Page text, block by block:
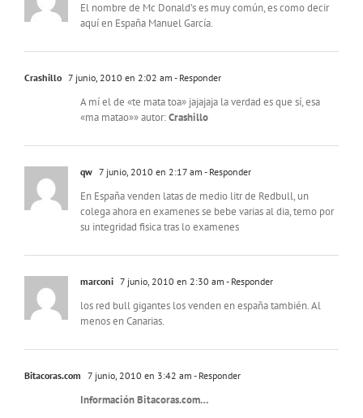
El nombre de Mc Donald’s es muy común, es como decir
aquí en España Manuel García.
Crashillo 7 junio, 2010 en 2:02 am - Responder
A mí el de «te mata toa» jajajaja la verdad es que sí, esa
«ma matao»» autor:Crashillo
qw 7 junio, 2010 en 2:17 am - Responder
En España venden latas de medio litr de Redbull, un
colega ahora en examenes se bebe varias al dia, temo por
su integridad fisica tras lo examenes
marconi 7 junio, 2010 en 2:30 am - Responder
los red bull gigantes los venden en españa también. Al
menos en Canarias.
Bitacoras.com 7 junio, 2010 en 3:42 am - Responder
Información Bitacoras.com…